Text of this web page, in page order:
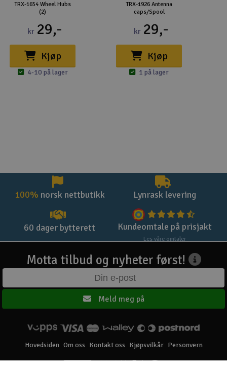
TRX-1654 Wheel Hubs
(2)
kr 29,-
Kjøp
4-10 på lager
TRX-1926 Antenna
caps/Spool
kr 29,-
Kjøp
1 på lager
100% norsk nettbutikk Lynrask levering
60 dager bytterett Kundeomtale på prisjakt
Les våre omtaler
Motta tilbud og nyheter først!
Meld meg på
Hovedsiden Om oss Kontakt oss Kjøpsvilkår Personvern